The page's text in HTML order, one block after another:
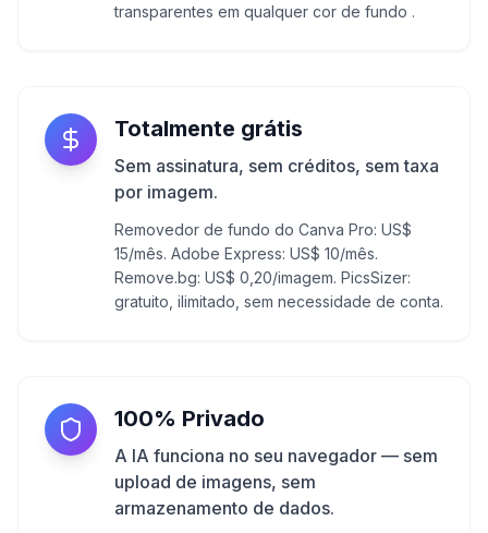
transparentes em qualquer cor de fundo .
Totalmente grátis
Sem assinatura, sem créditos, sem taxa
por imagem.
Removedor de fundo do Canva Pro: US$
15/mês. Adobe Express: US$ 10/mês.
Remove.bg: US$ 0,20/imagem. PicsSizer:
gratuito, ilimitado, sem necessidade de conta.
100% Privado
A IA funciona no seu navegador — sem
upload de imagens, sem
armazenamento de dados.